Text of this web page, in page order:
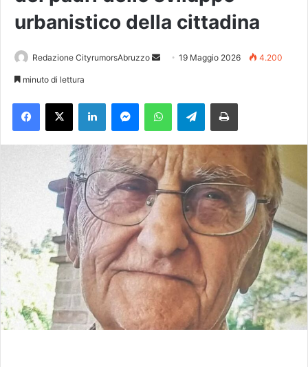
urbanistico della cittadina
Redazione CityrumorsAbruzzo
a
n
e
m
a
l
19 Maggio 2026 4.200
minuto di lettura
Telegram